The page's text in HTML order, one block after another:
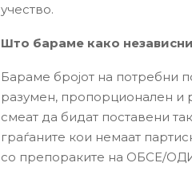
учество.
Што бараме како
Бараме бројот на потребни
разумен, пропорционален и
смеат да бидат поставени
граѓаните кои немаат
со препораките на ОБСЕ/